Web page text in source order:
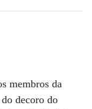
membros da
decoro do